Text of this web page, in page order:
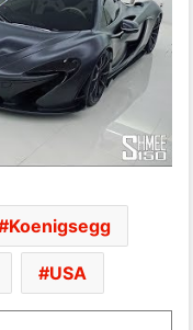
Koenigsegg
USA